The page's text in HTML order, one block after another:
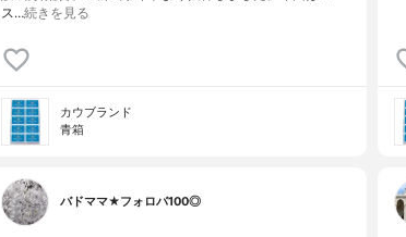
ス…続きを見る
カウブランド
青箱
バドママ★フォロバ100◎